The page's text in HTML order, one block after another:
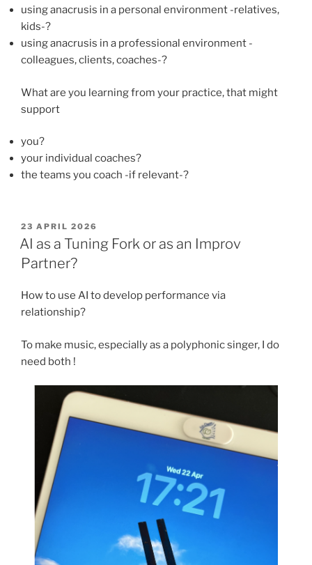
using anacrusis in a personal environment -relatives,
kids-?
using anacrusis in a professional environment -
colleagues, clients, coaches-?
What are you learning from your practice, that might
support
you?
your individual coaches?
the teams you coach -if relevant-?
POSTED
ON
23 APRIL 2026
AI as a Tuning Fork or as an Improv
Partner?
How to use AI to develop performance via
relationship?
To make music, especially as a polyphonic singer, I do
need both !